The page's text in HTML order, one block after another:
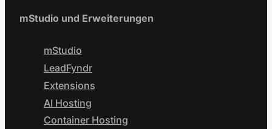
mStudio und Erweiterungen
mStudio
LeadFyndr
Extensions
AI Hosting
Container Hosting